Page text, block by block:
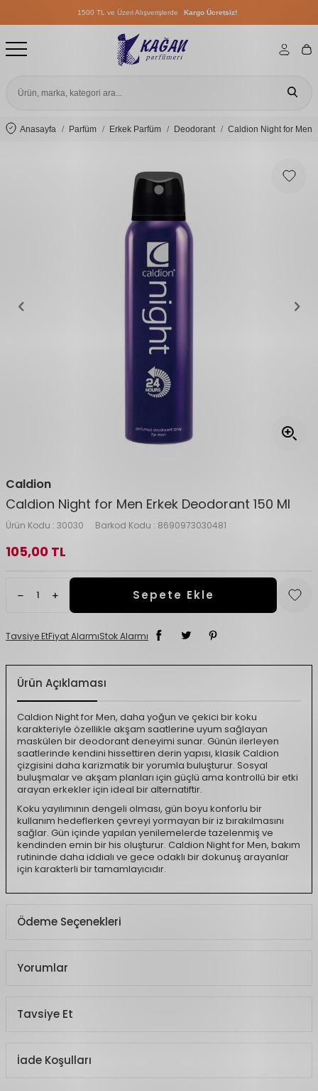
1500 TL ve Üzeri Alışverişlerde Kargo Ücretsiz!
1500 TL ve Üzeri Alışverişlerde
1500 TL ve Üzeri Alışverişlerde
Anasayfa Parfüm Erkek Parfüm Deodorant Caldion Night for Men
Caldion
Caldion Night for Men Erkek Deodorant 150 Ml
Ürün Kodu : 30030 Barkod Kodu : 8690973030481
105,00 TL
Sepete Ekle
Tavsiye EtFiyat AlarmıStok Alarmı
Ürün Açıklaması
Caldion Night for Men, daha yoğun ve çekici bir koku
karakteriyle özellikle akşam saatlerine uyum sağlayan
maskülen bir deodorant deneyimi sunar. Günün ilerleyen
saatlerinde kendini hissettiren derin yapısı, klasik Caldion
çizgisini daha karizmatik bir yorumla buluşturur. Sosyal
buluşmalar ve akşam planları için güçlü ama kontrollü bir etki
arayan erkekler için ideal bir alternatiftir.
Koku yayılımının dengeli olması, gün boyu konforlu bir
kullanım hedeflerken çevreyi yormayan bir iz bırakılmasını
sağlar. Gün içinde yapılan yenilemelerde tazelenmiş ve
kendinden emin bir his oluşturur. Caldion Night for Men, bakım
rutininde daha iddialı ve gece odaklı bir dokunuş arayanlar
için karakterli bir tamamlayıcıdır.
Ödeme Seçenekleri
Yorumlar
Tavsiye Et
İade Koşulları